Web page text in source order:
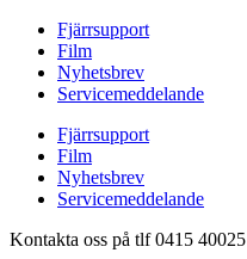
Hoppa
innehåll
Fjärrsupport
Film
Nyhetsbrev
Servicemeddelande
Fjärrsupport
Film
Nyhetsbrev
Servicemeddelande
Kontakta oss på tlf 0415 40025